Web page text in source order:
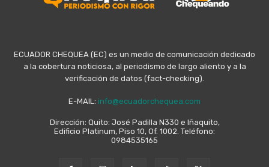
ECUADOR CHEQUEA (EC) es un medio de comunicación dedicado
a la cobertura noticiosa, al periodismo de largo aliento y a la
verificación de datos (fact-checking).
E-MAIL: info@ecuadorchequea.com
Dirección: Quito: José Padilla N330 e Iñaquito,
Edificio Platinum, Piso 10, Of. 1002. Teléfono:
0984535165